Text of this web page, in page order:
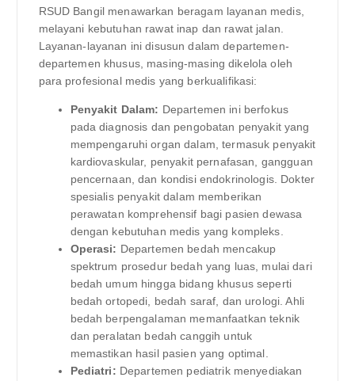
RSUD Bangil menawarkan beragam layanan medis,
melayani kebutuhan rawat inap dan rawat jalan.
Layanan-layanan ini disusun dalam departemen-
departemen khusus, masing-masing dikelola oleh
para profesional medis yang berkualifikasi:
Penyakit Dalam: Departemen ini berfokus
pada diagnosis dan pengobatan penyakit yang
mempengaruhi organ dalam, termasuk penyakit
kardiovaskular, penyakit pernafasan, gangguan
pencernaan, dan kondisi endokrinologis. Dokter
spesialis penyakit dalam memberikan
perawatan komprehensif bagi pasien dewasa
dengan kebutuhan medis yang kompleks.
Operasi: Departemen bedah mencakup
spektrum prosedur bedah yang luas, mulai dari
bedah umum hingga bidang khusus seperti
bedah ortopedi, bedah saraf, dan urologi. Ahli
bedah berpengalaman memanfaatkan teknik
dan peralatan bedah canggih untuk
memastikan hasil pasien yang optimal.
Pediatri: Departemen pediatrik menyediakan